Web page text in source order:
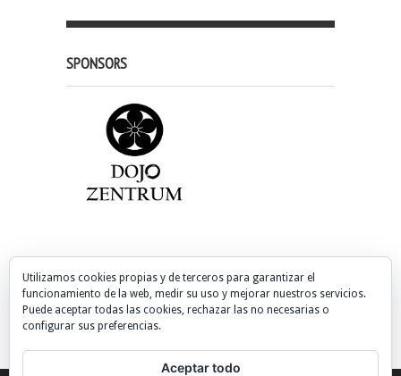
SPONSORS
PUBLICIDAD
Utilizamos cookies propias y de terceros para garantizar el
funcionamiento de la web, medir su uso y mejorar nuestros servicios.
Puede aceptar todas las cookies, rechazar las no necesarias o
configurar sus preferencias.
Aceptar todo